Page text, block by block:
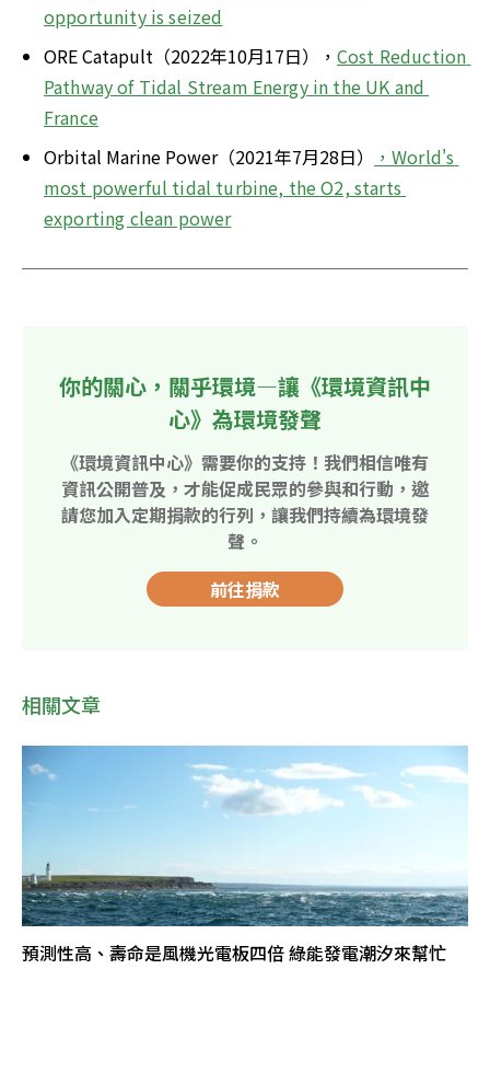
opportunity is seized
ORE Catapult（2022年10月17日）， Cost Reduction
Pathway of Tidal Stream Energy in the UK and
France
Orbital Marine Power（2021年7月28日）
，World's
most powerful tidal turbine, the O2, starts
exporting clean power
你的關心，關乎環境—讓《環境資訊中
心》為環境發聲
《環境資訊中心》需要你的支持！我們相信唯有
資訊公開普及，才能促成民眾的參與和行動，邀
請您加入定期捐款的行列，讓我們持續為環境發
聲。
前往捐款
相關文章
預測性高、壽命是風機光電板四倍 綠能發電潮汐來幫忙